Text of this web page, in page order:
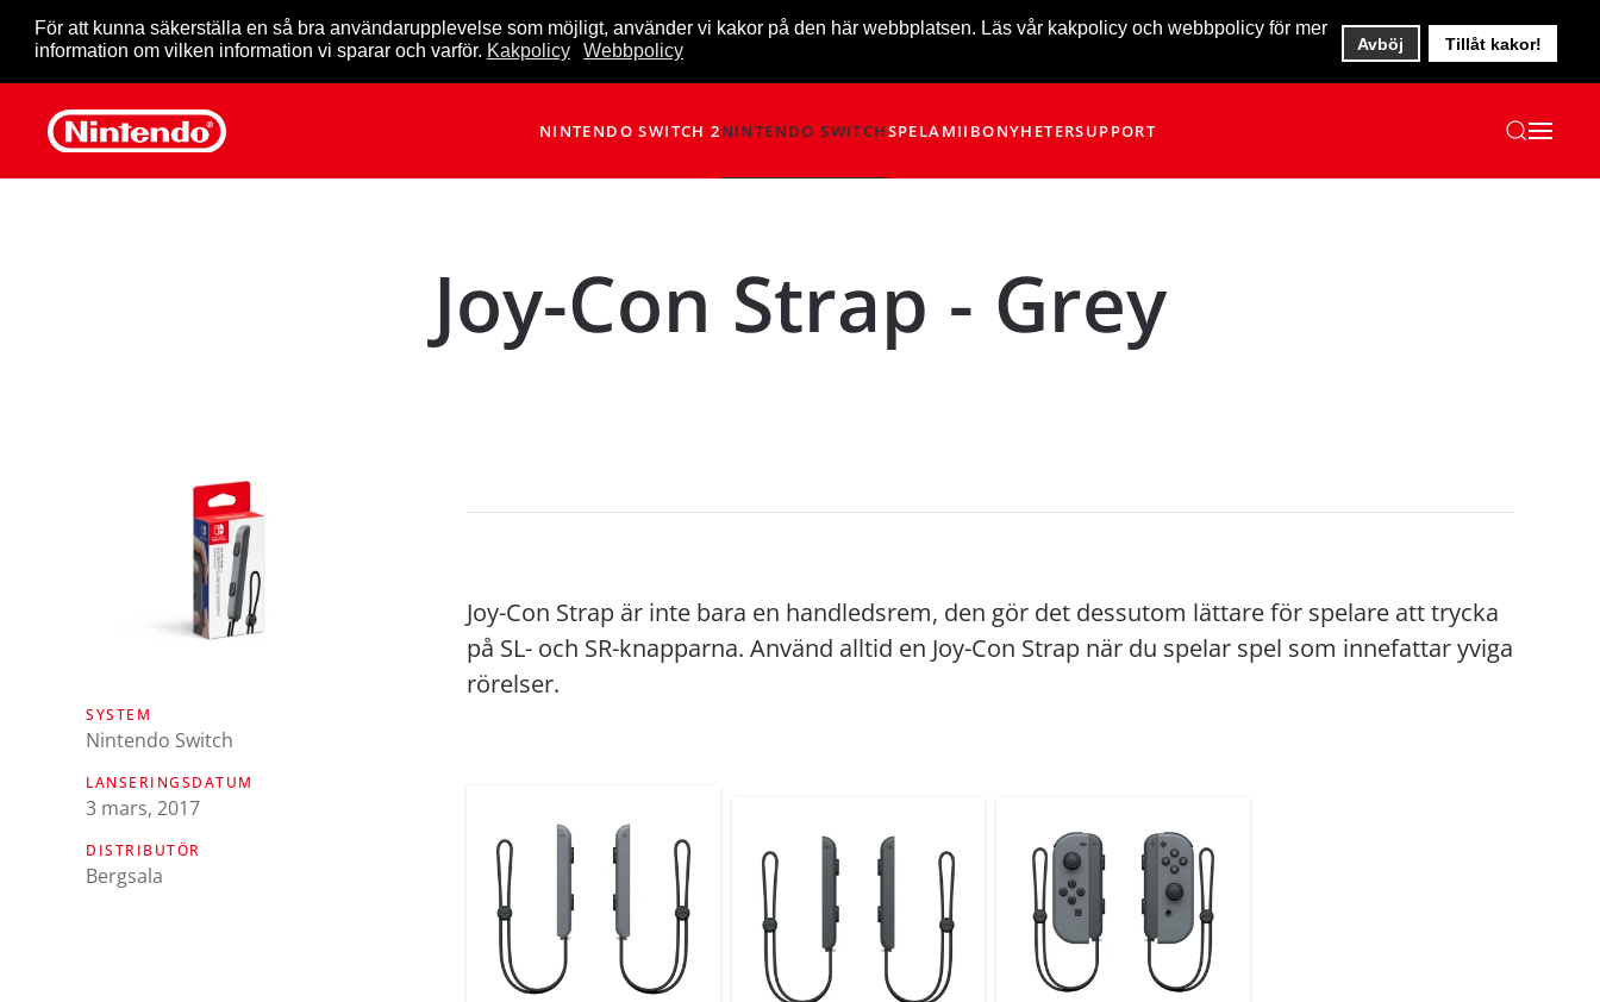
För att kunna säkerställa en så bra användarupplevelse som möjligt, använder vi kakor på den här webbplatsen. Läs vår kakpolicy och webbpolicy för mer
information om vilken information vi sparar och varför. Kakpolicy Webbpolicy Avböj Tillåt kakor!
Skip to main content
NINTENDO SWITCH 2NINTENDO SWITCHSPELAMIIBONYHETERSUPPORT
Joy-Con Strap - Grey
SYSTEM
Nintendo Switch
LANSERINGSDATUM
3 mars, 2017
DISTRIBUTÖR
Bergsala
Joy-Con Strap är inte bara en handledsrem, den gör det dessutom lättare för spelare att trycka
på SL- och SR-knapparna. Använd alltid en Joy-Con Strap när du spelar spel som innefattar yviga
rörelser.